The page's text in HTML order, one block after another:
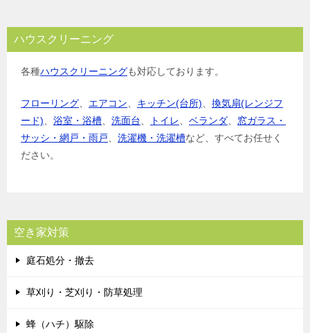
ハウスクリーニング
各種ハウスクリーニングも対応しております。
フローリング エアコン キッチン(台所)
換気扇(レンジフ
ード)
浴室・浴槽 洗面台 トイレ ベランダ
窓ガラス・
サッシ・網戸・雨戸
洗濯機・洗濯槽など、すべてお任せく
ださい。
空き家対策
庭石処分・撤去
草刈り・芝刈り・防草処理
蜂（ハチ）駆除